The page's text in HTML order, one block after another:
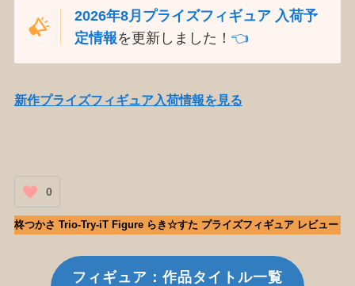
2026年8月プライズフィギュア 入荷予
定情報を更新しました！👈️
新作プライズフィギュア入荷情報を見る
0
柊つかさ Trio-Try-iT Figure らき☆すた プライズフィギュア レビュー
フィギュア：作品タイトル一覧